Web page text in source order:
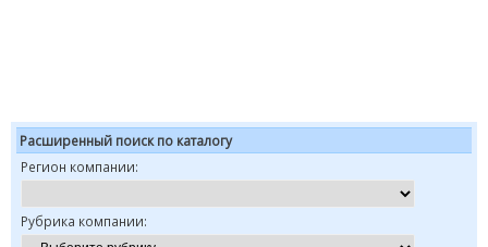
Расширенный поиск по каталогу
Регион компании:
Рубрика компании: